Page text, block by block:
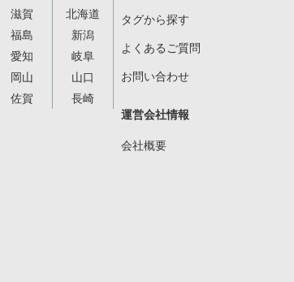
滋賀
北海道
福島
新潟
愛知
岐阜
岡山
山口
佐賀
長崎
タグから探す
よくあるご質問
お問い合わせ
運営会社情報
会社概要